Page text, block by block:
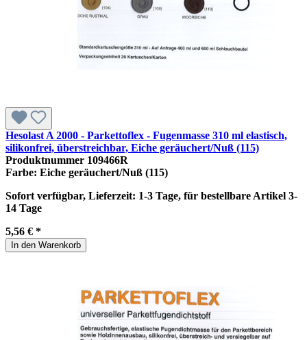
Hesolast A 2000 - Parkettoflex - Fugenmasse 310 ml elastisch,
silikonfrei, überstreichbar, Eiche geräuchert/Nuß (115)
Produktnummer 109466R
Farbe: Eiche geräuchert/Nuß (115)
Sofort verfügbar, Lieferzeit: 1-3 Tage, für bestellbare Artikel 3-
14 Tage
5,56 € *
In den Warenkorb